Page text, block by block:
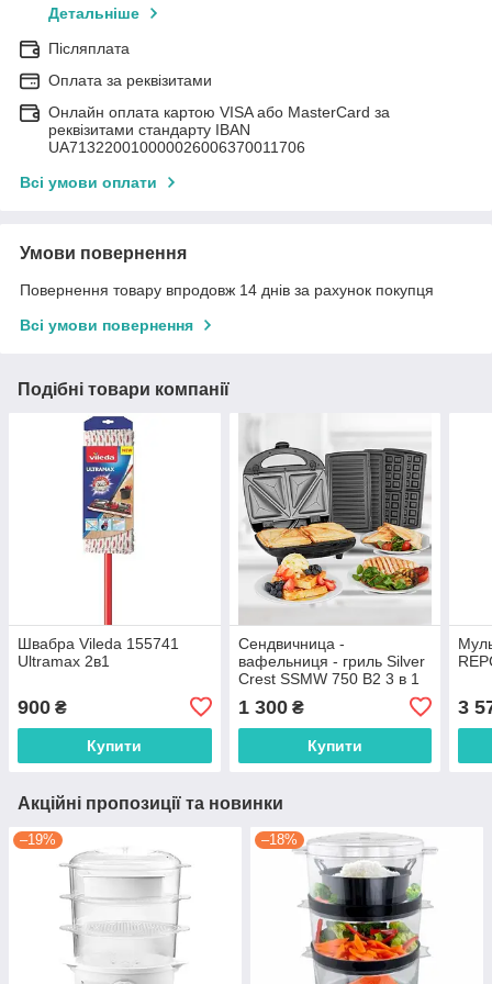
Детальніше
Післяплата
Оплата за реквізитами
Онлайн оплата картою VISA або MasterCard за
реквізитами стандарту IBAN
UA713220010000026006370011706
Всі умови оплати
Умови повернення
Повернення товару впродовж 14 днів за рахунок покупця
Всі умови повернення
Подібні товари компанії
Швабра Vileda 155741
Ultramax 2в1
900 ₴
Купити
Сендвичница -
вафельниця - гриль Silver
Crest SSMW 750 B2 3 в 1
1 300₴
Купити
3
Акційні пропозиції та новинки
–19% –18%